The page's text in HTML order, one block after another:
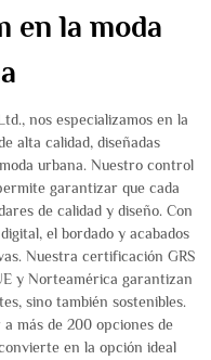
en la moda
nos especializamos en la
alta calidad, diseñadas
urbana. Nuestro control
garantizar que cada
de calidad y diseño. Con
el bordado y acabados
Nuestra certificación GRS
y Norteamérica garantizan
sino también sostenibles.
más de 200 opciones de
en la opción ideal